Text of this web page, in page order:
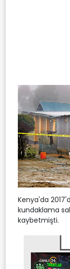
Kenya'da
kundaklama
kaybetmişti.